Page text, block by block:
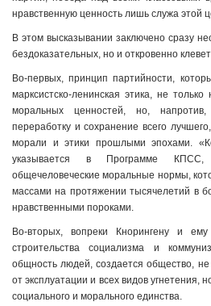
нравственную ценность лишь служа этой
В этом высказывании заключено сразу
бездоказательных, но и откровенно
Во-первых, принцип партийности,
марксистско-ленинская этика, не
моральных ценностей, но, напротив,
переработку и сохранение всего
морали и этики прошлыми эпохами.
указывается в Программе
общечеловеческие моральные нормы,
массами на протяжении тысячелетий в
нравственными пороками.
Во-вторых, вопреки Кнорингену и
строительства социализма и
общность людей, создается общество,
от эксплуатации и всех видов угнетения,
социального и морального единства.